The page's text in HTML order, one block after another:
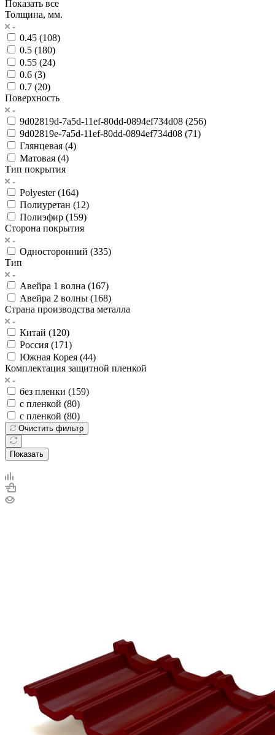
Показать все
Толщина, мм.
0.45 (108)
0.5 (180)
0.55 (24)
0.6 (3)
0.7 (20)
Поверхность
9d02819d-7a5d-11ef-80dd-0894ef734d08 (256)
9d02819e-7a5d-11ef-80dd-0894ef734d08 (71)
Глянцевая (4)
Матовая (4)
Тип покрытия
Polyester (164)
Полиуретан (12)
Полиэфир (159)
Сторона покрытия
Односторонний (335)
Тип
Авейра 1 волна (167)
Авейра 2 волны (168)
Страна производства металла
Китай (120)
Россия (171)
Южная Корея (44)
Комплектация защитной пленкой
без пленки (159)
с пленкой (80)
с пленкой (80)
Очистить фильтр
Показать